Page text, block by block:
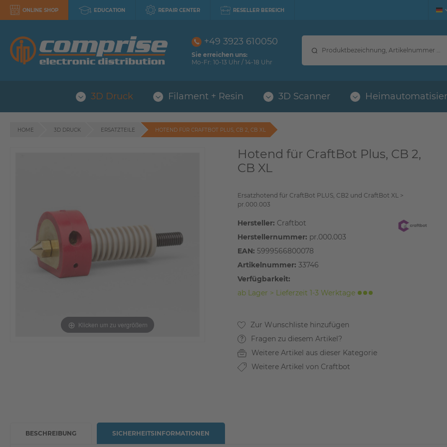
ONLINE SHOP EDUCATION REPAIR CENTER RESELLER BEREICH
+49 3923 610050
Sie erreichen uns:
Mo-Fr: 10-13 Uhr / 14-18 Uhr
3D Druck Filament + Resin 3D Scanner
HOME 3D DRUCK ERSATZTEILE HOTEND FÜR CRAFTBOT PLUS, CB 2, CB XL
Klicken um zu vergrößern
Hotend für CraftBot Plus, CB 2,
CB XL
Ersatzhotend für CraftBot PLUS, CB2 und CraftBot XL >
pr.000.003
Hersteller: Craftbot
Herstellernummer: pr.000.003
EAN:5999566800078
Artikelnummer: 33746
Verfügbarkeit:
ab Lager > Lieferzeit 1-3 Werktage
Fragen zu diesem Artikel?
Weitere Artikel aus dieser Kategorie
Weitere Artikel von Craftbot
BESCHREIBUNG SICHERHEITSINFORMATIONEN